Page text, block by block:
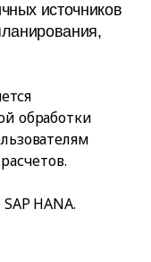
источников
обработки
HANA.